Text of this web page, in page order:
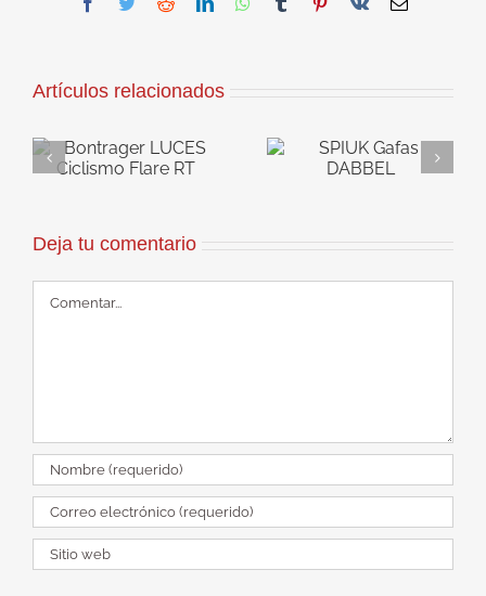
Artículos relacionados
SPIUK Gafas
SPIUK Zapatilla
Deja tu comentario